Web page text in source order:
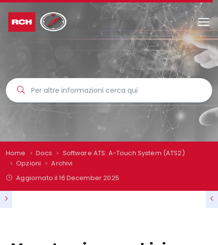
Home Docs
Software ATS: A-Touch System (ATS2)
Opzioni
Archivi
Aggiornato il16 December 2025